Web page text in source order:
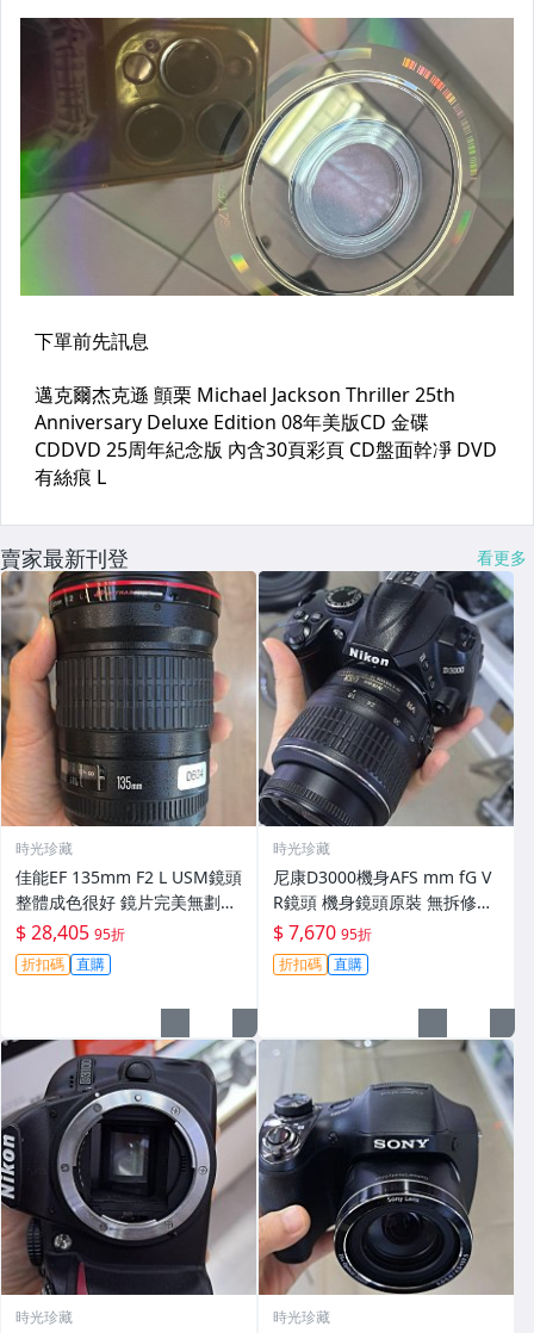
賣家最新刊登 看更多
時光珍藏
佳能EF 135mm F2 L USM鏡頭
整體成色很好 鏡片完美無劃痕
功能一切正常 無拆修無-3430
$ 28,405 95折
折扣碼 直購
時光珍藏
尼康D3000機身AFS mm fG V
R鏡頭 機身鏡頭原裝 無拆修無
翻新 有輕微使用痕跡 鏡頭-34
30
$ 7,670 95折
折扣碼 直購
時光珍藏 時光珍藏